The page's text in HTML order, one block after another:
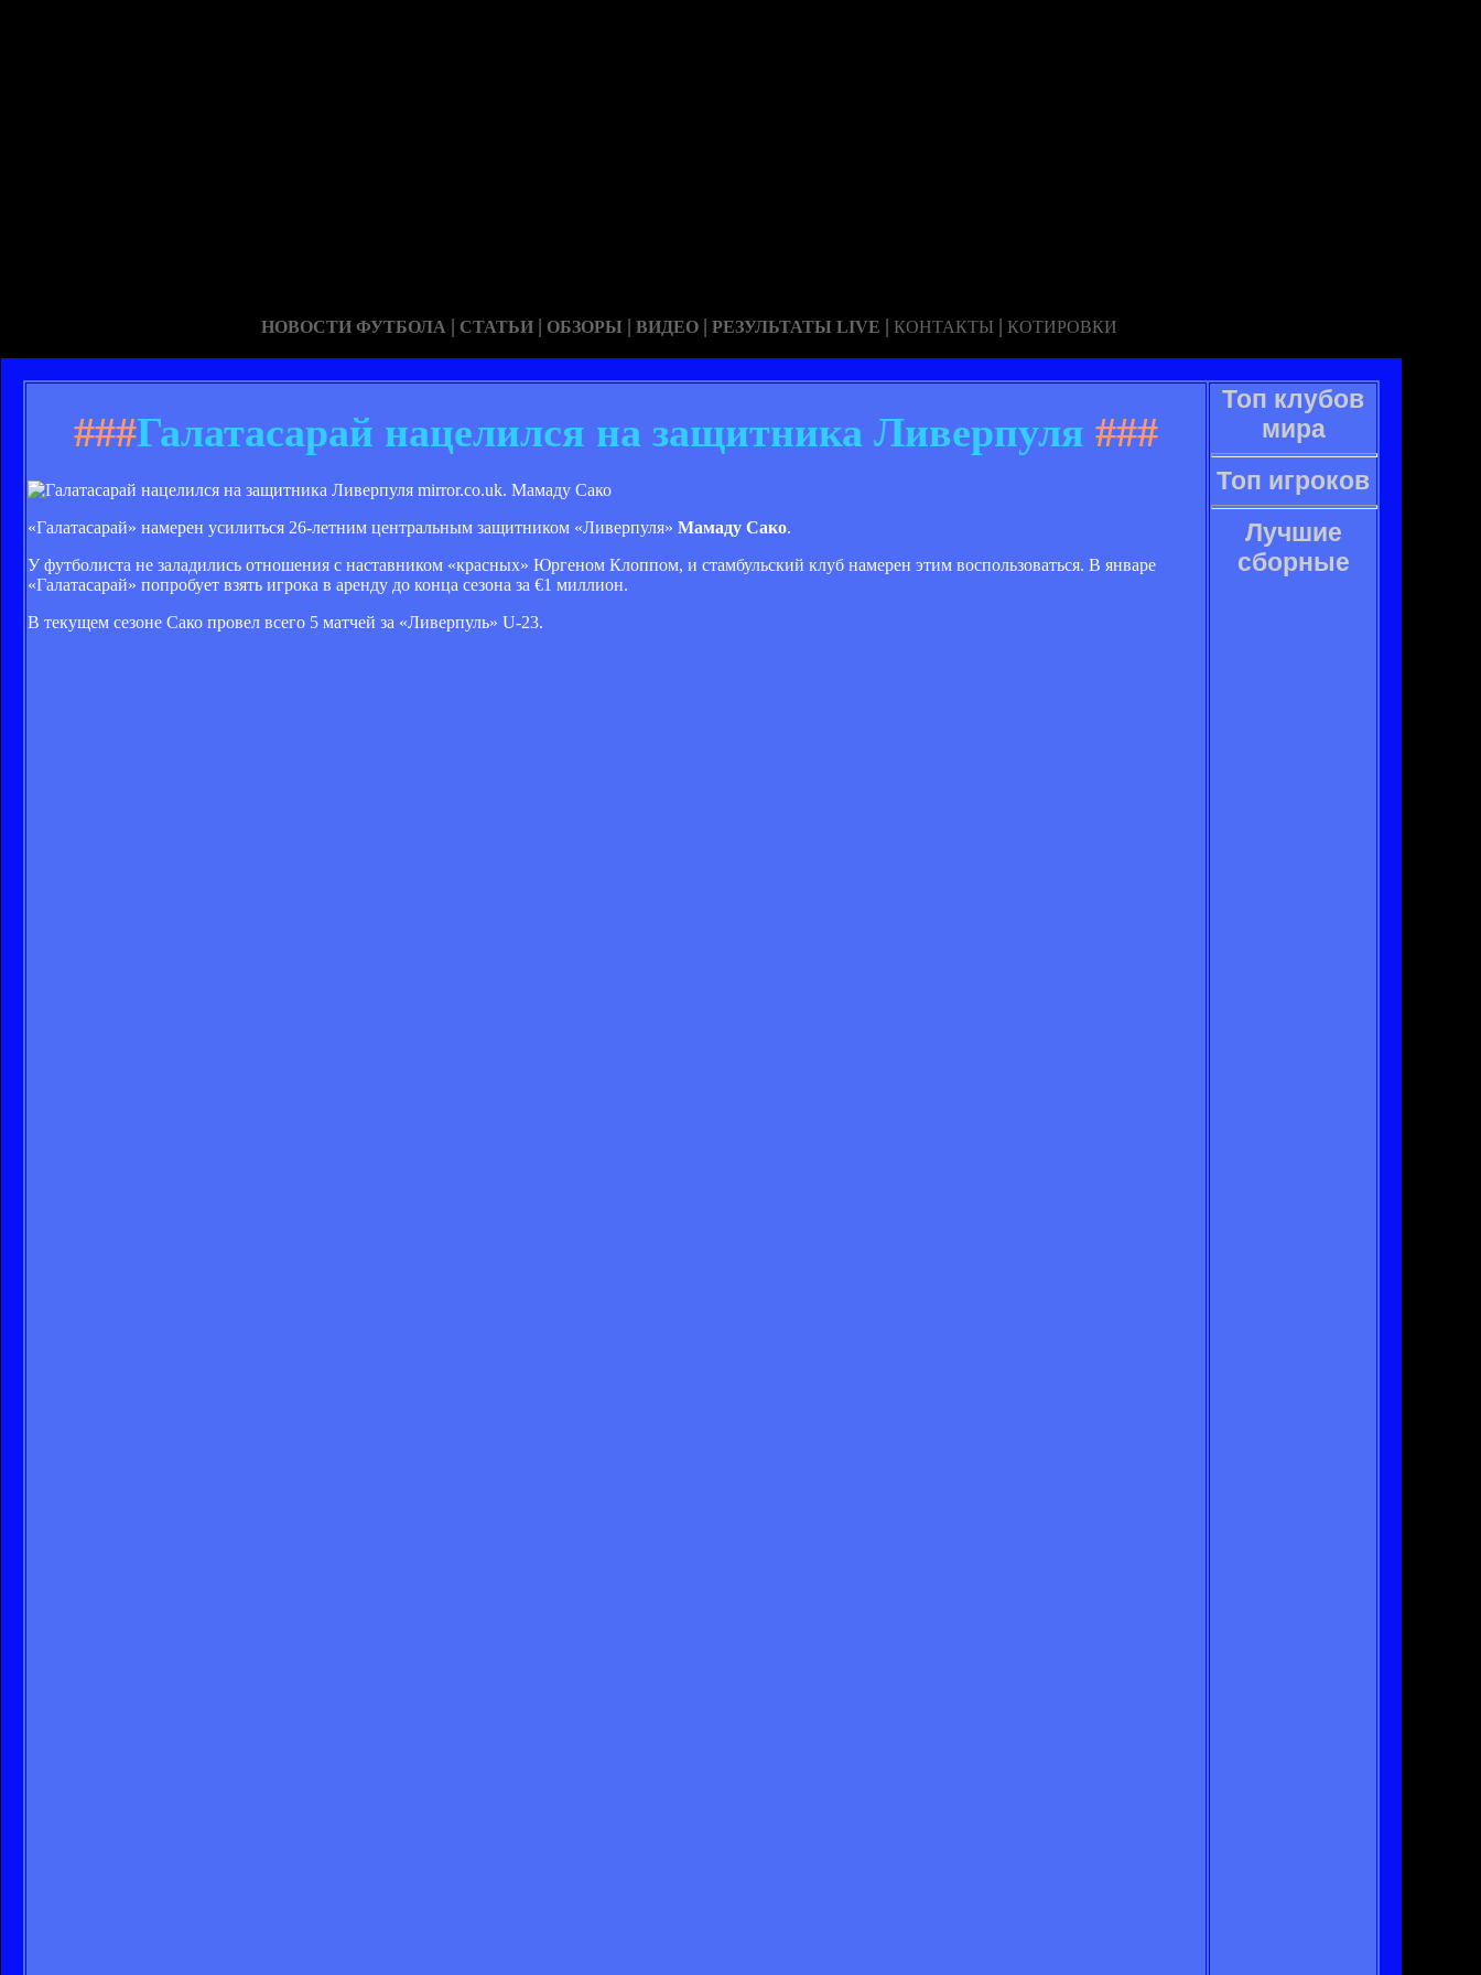
НОВОСТИ ФУТБОЛА | СТАТЬИ | ОБЗОРЫ | ВИДЕО | РЕЗУЛЬТАТЫ LIVE | КОНТАКТЫ | КОТИРОВКИ
###Галатасарай нацелился на защитника Ливерпуля ###
mirror.co.uk. Мамаду Сако
«Галатасарай» намерен усилиться 26-летним центральным защитником «Ливерпуля» Мамаду Сако.
У футболиста не заладились отношения с наставником «красных» Юргеном Клоппом, и стамбульский клуб намерен этим воспользоваться. В январе
«Галатасарай» попробует взять игрока в аренду до конца сезона за €1 миллион.
В текущем сезоне Сако провел всего 5 матчей за «Ливерпуль» U-23.
Топ клубов
мира
Топ игроков
Лучшие
сборные